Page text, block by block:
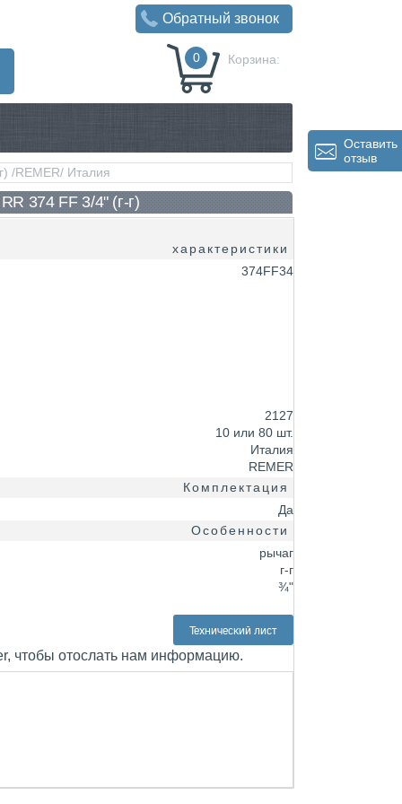
Корзина:
0
Обратный звонок
/REMER/ Италия
374 FF 3/4" (г-г)
характеристики
374FF34
2127
10 или 80 шт.
Италия
REMER
Комплектация
Да
Особенности
рычаг
г-г
¾"
Технический лист
чтобы отослать нам информацию.
Оставить
отзыв